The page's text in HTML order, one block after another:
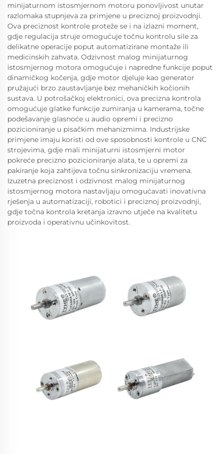
minijaturnom istosmjernom motoru ponovljivost unutar
razlomaka stupnjeva za primjene u preciznoj proizvodnji.
Ova preciznost kontrole proteže se i na izlazni moment,
gdje regulacija struje omogućuje točnu kontrolu sile za
delikatne operacije poput automatizirane montaže ili
medicinskih zahvata. Odzivnost malog minijaturnog
istosmjernog motora omogućuje i napredne funkcije poput
dinamičkog kočenja, gdje motor djeluje kao generator
pružajući brzo zaustavljanje bez mehaničkih kočionih
sustava. U potrošačkoj elektronici, ova precizna kontrola
omogućuje glatke funkcije zumiranja u kamerama, točne
podešavanje glasnoće u audio opremi i precizno
pozicioniranje u pisačkim mehanizmima. Industrijske
primjene imaju koristi od ove sposobnosti kontrole u CNC
strojevima, gdje mali minijaturni istosmjerni motor
pokreće precizno pozicioniranje alata, te u opremi za
pakiranje koja zahtijeva točnu sinkronizaciju vremena.
Izuzetna preciznost i odzivnost malog minijaturnog
istosmjernog motora nastavljaju omogućavati inovativna
rješenja u automatizaciji, robotici i preciznoj proizvodnji,
gdje točna kontrola kretanja izravno utječe na kvalitetu
proizvoda i operativnu učinkovitost.